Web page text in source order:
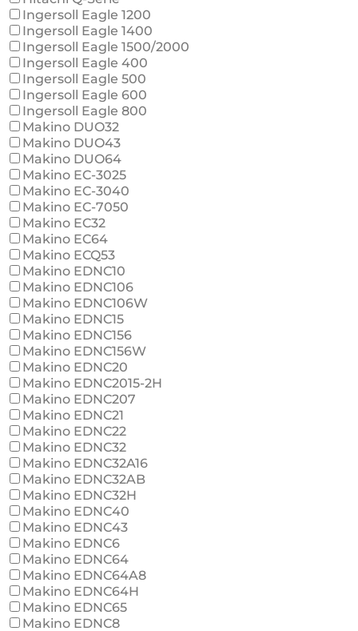
Ingersoll Eagle 1200
Ingersoll Eagle 1400
Ingersoll Eagle 1500/2000
Ingersoll Eagle 400
Ingersoll Eagle 500
Ingersoll Eagle 600
Ingersoll Eagle 800
Makino DUO32
Makino DUO43
Makino DUO64
Makino EC-3025
Makino EC-3040
Makino EC-7050
Makino EC32
Makino EC64
Makino ECQ53
Makino EDNC10
Makino EDNC106
Makino EDNC106W
Makino EDNC15
Makino EDNC156
Makino EDNC156W
Makino EDNC20
Makino EDNC2015-2H
Makino EDNC207
Makino EDNC21
Makino EDNC22
Makino EDNC32
Makino EDNC32A16
Makino EDNC32AB
Makino EDNC32H
Makino EDNC40
Makino EDNC43
Makino EDNC6
Makino EDNC64
Makino EDNC64A8
Makino EDNC64H
Makino EDNC65
Makino EDNC8